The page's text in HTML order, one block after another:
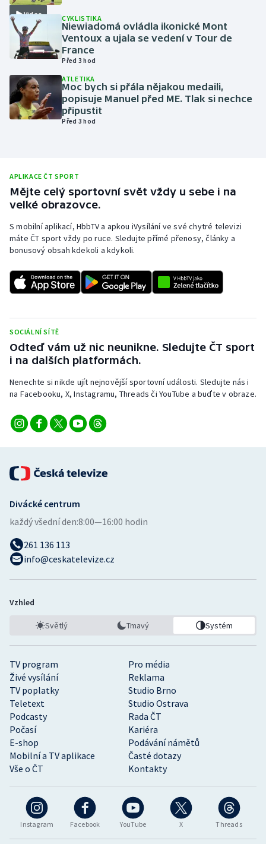
Moderní pětiboj
Motorsport
Olympijské hry
Parasport
Plavání
Ragby
Rychlobruslení
Rychlostní kanoistika
Sportovní střelba
Stolní tenis
Triatlon
Veslování
Volejbal
Video CYKLISTIKA
Niewiadomá ovládla ikonické Mont
Ventoux a ujala se vedení v Tour de
France
Před 3 hod
ATLETIKA
Moc bych si přála nějakou medaili,
popisuje Manuel před ME. Tlak si nechce
připustit
Před 3 hod
APLIKACE ČT SPORT
Mějte celý sportovní svět vždy u sebe i na
velké obrazovce.
S mobilní aplikací, HbbTV a apkou iVysílání ve své chytré televizi
máte ČT sport vždy po ruce. Sledujte přímé přenosy, články a
bonusový obsah kdekoli a kdykoli.
SOCIÁLNÍ SÍTĚ
Odteď vám už nic neunikne. Sledujte ČT sport
i na dalších platformách.
Nenechte si nikde ujít nejnovější sportovní události. Sledujte nás i
na Facebooku, X, Instagramu, Threads či YouTube a buďte v obraze.
Instagram Facebook YouTube X Threads
TV program
Pro média
Živé vysílání
Reklama
TV poplatky
Studio Brno
Teletext
Studio Ostrava
Podcasty
Rada ČT
Počasí
Kariéra
E-shop
Podávání námětů
Mobilní a TV aplikace
Časté dotazy
Vše o ČT
Kontakty
Divácké centrum
každý všední den:8:00—16:00 hodin
261 136 113
info@ceskatelevize.cz
Vzhled
Světlý Tmavý Systém